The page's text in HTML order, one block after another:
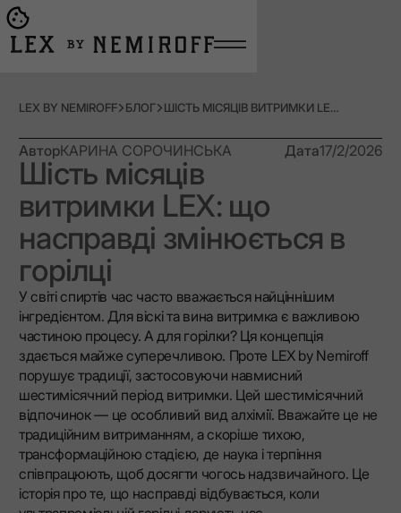
Go to main page
LEX BY NEMIROFF БЛОГ ШІСТЬ МІСЯЦІВ ВИТРИМКИ LEX: ЩО НАСПРАВДІ ЗМІНЮЄТЬСЯ В ГОРІЛЦІ
АвторКАРИНА СОРОЧИНСЬКА Дата17/2/2026
Шість місяців
витримки LEX: що
насправді змінюється в
горілці
У світі спиртів час часто вважається найціннішим
інгредієнтом. Для віскі та вина витримка є важливою
частиною процесу. А для горілки? Ця концепція
здається майже суперечливою. Проте LEX by Nemiroff
порушує традиції, застосовуючи навмисний
шестимісячний період витримки. Цей шестимісячний
відпочинок — це особливий вид алхімії. Вважайте це не
традиційним витриманням, а скоріше тихою,
трансформаційною стадією, де наука і терпіння
співпрацюють, щоб досягти чогось надзвичайного. Це
історія про те, що насправді відбувається, коли